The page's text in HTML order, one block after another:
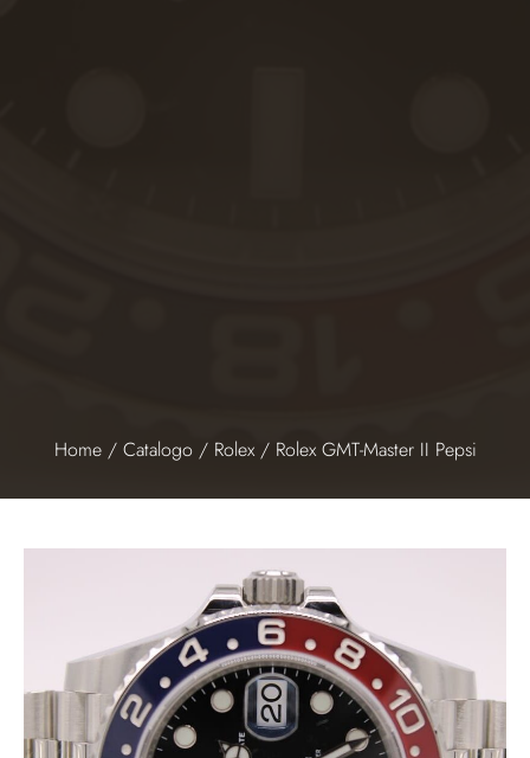
Home/ Catalogo/ Rolex/ Rolex GMT-Master II Pepsi